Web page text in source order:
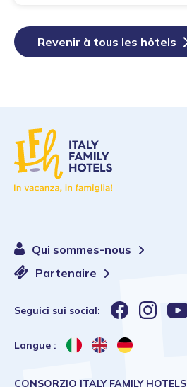
Revenir à tous les hôtels
Qui sommes-nous
Partenaire
Seguici sui social:
Langue :
CONSORZIO ITALY FAMILY HOTELS